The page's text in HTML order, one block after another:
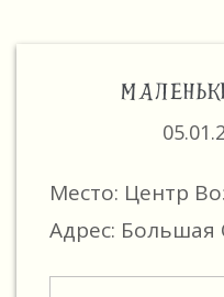
Место: Центр
Адрес: Большая